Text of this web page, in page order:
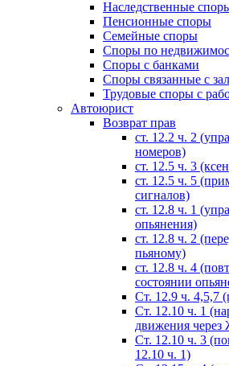
Наследственные
Пенсионные споры
Семейные споры
Cпоры по
Споры с банками
Споры связанные с
Трудовые споры с
Автоюрист
Возврат прав
ст. 12.2 ч. 2
номеров)
ст. 12.5 ч. 3
ст. 12.5 ч. 5
сигналов)
cт. 12.8 ч. 1
опьянения)
ст. 12.8 ч. 2
пьяному)
ст. 12.8 ч. 4
состоянии
Ст. 12.9 ч. 4,5,7
Ст. 12.10 ч. 1
движения
Ст. 12.10 ч. 3
12.10 ч. 1)